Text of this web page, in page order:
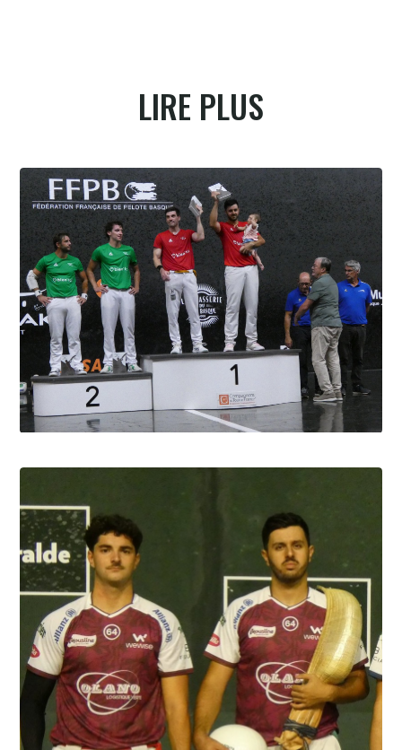
LIRE PLUS
Biarritz Barandika-Portet le gant en or